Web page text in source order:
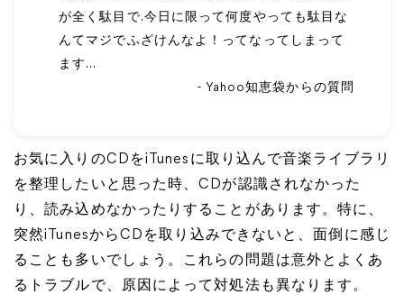
が全く駄目で.今日に限って何度やっても駄目な
んてマジでふざけんなよ！ってなってしまって
ます…
- Yahoo知恵袋からの質問
お気に入りのCDをiTunesに取り込んで音楽ライブラリ
を整理したいと思った時、CDが認識されなかった
り、読み込めなかったりすることがあります。特に、
突然iTunesからCDを取り込みできないと、面倒に感じ
ることも多いでしょう。これらの問題は意外とよくあ
るトラブルで、原因によって対処法も異なります。